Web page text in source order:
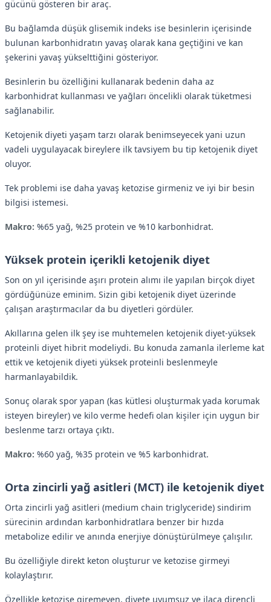
gücünü gösteren bir araç.
Bu bağlamda düşük glisemik indeks ise besinlerin içerisinde
bulunan karbonhidratın yavaş olarak kana geçtiğini ve kan
şekerini yavaş yükselttiğini gösteriyor.
Besinlerin bu özelliğini kullanarak bedenin daha az
karbonhidrat kullanması ve yağları öncelikli olarak tüketmesi
sağlanabilir.
Ketojenik diyeti yaşam tarzı olarak benimseyecek yani uzun
vadeli uygulayacak bireylere ilk tavsiyem bu tip ketojenik diyet
oluyor.
Tek problemi ise daha yavaş ketozise girmeniz ve iyi bir besin
bilgisi istemesi.
Makro: %65 yağ, %25 protein ve %10 karbonhidrat.
Yüksek protein içerikli ketojenik diyet
Son on yıl içerisinde aşırı protein alımı ile yapılan birçok diyet
gördüğünüze eminim. Sizin gibi ketojenik diyet üzerinde
çalışan araştırmacılar da bu diyetleri gördüler.
Akıllarına gelen ilk şey ise muhtemelen ketojenik diyet-yüksek
proteinli diyet hibrit modeliydi. Bu konuda zamanla ilerleme kat
ettik ve ketojenik diyeti yüksek proteinli beslenmeyle
harmanlayabildik.
Sonuç olarak spor yapan (kas kütlesi oluşturmak yada korumak
isteyen bireyler) ve kilo verme hedefi olan kişiler için uygun bir
beslenme tarzı ortaya çıktı.
Makro: %60 yağ, %35 protein ve %5 karbonhidrat.
Orta zincirli yağ asitleri (MCT) ile ketojenik diyet
Orta zincirli yağ asitleri (medium chain triglyceride) sindirim
sürecinin ardından karbonhidratlara benzer bir hızda
metabolize edilir ve anında enerjiye dönüştürülmeye çalışılır.
Bu özelliğiyle direkt keton oluşturur ve ketozise girmeyi
kolaylaştırır.
Özellikle ketozise giremeyen, diyete uyumsuz ve ilaca dirençli